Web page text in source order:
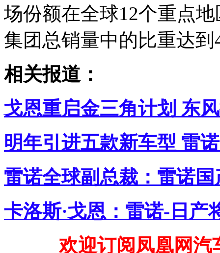
场份额在全球12个重点
集团总销量中的比重达到
相关报道：
戈恩重启金三角计划 东
明年引进五款新车型 雷
雷诺全球副总裁：雷诺
卡洛斯·戈恩：雷诺-日产
欢迎订阅凤凰网汽